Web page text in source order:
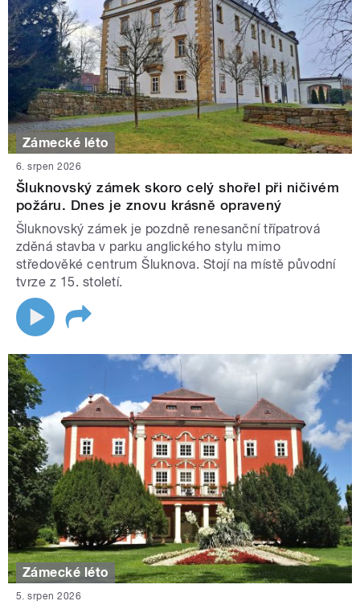
Zámecké léto
6. srpen 2026
Šluknovský zámek skoro celý shořel při ničivém
požáru. Dnes je znovu krásně opravený
Šluknovský zámek je pozdně renesanční třípatrová
zděná stavba v parku anglického stylu mimo
středověké centrum Šluknova. Stojí na místě původní
tvrze z 15. století.
Zámecké léto
5. srpen 2026